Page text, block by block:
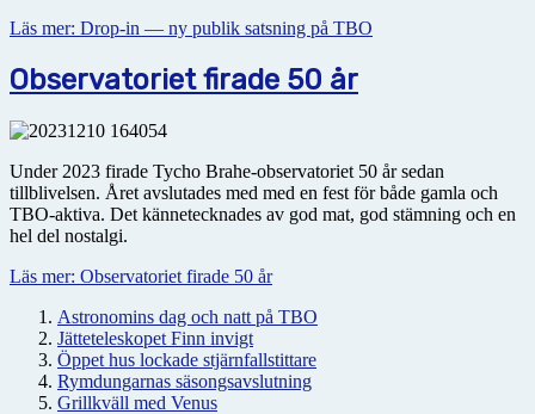
Läs mer: Drop-in — ny publik satsning på TBO
Observatoriet firade 50 år
Under 2023 firade Tycho Brahe-observatoriet 50 år sedan
tillblivelsen. Året avslutades med med en fest för både gamla och
TBO-aktiva. Det kännetecknades av god mat, god stämning och en
hel del nostalgi.
Läs mer: Observatoriet firade 50 år
Astronomins dag och natt på TBO
Jätteteleskopet Finn invigt
Öppet hus lockade stjärnfallstittare
Rymdungarnas säsongsavslutning
Grillkväll med Venus